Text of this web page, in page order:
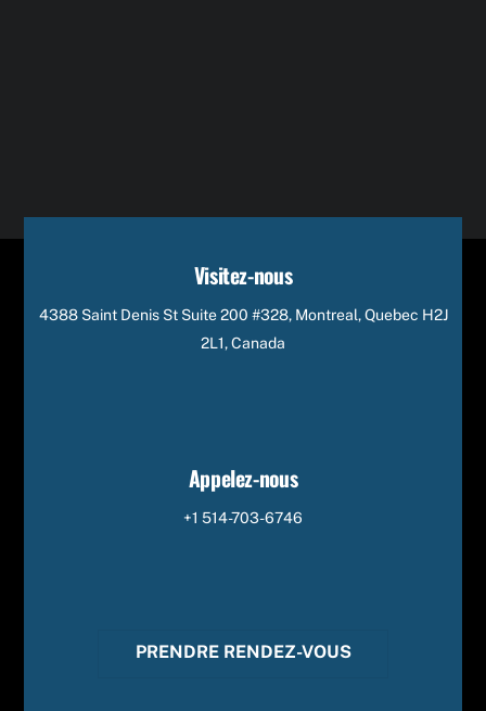
Visitez-nous
4388 Saint Denis St Suite 200 #328, Montreal, Quebec H2J
2L1, Canada
Appelez-nous
+1 514-703-6746
PRENDRE RENDEZ-VOUS